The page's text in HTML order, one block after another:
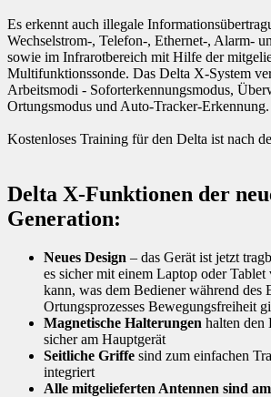
Es erkennt auch illegale
Wechselstrom-, Telefon-, Ethernet-, Alarm-
sowie im Infrarotbereich mit Hilfe der
Multifunktionssonde. Das Delta X-System
Arbeitsmodi - Soforterkennungsmodus,
Ortungsmodus und Auto-Tracker-Erkennung.
Kostenloses Training für den Delta ist nach
Delta X-Funktionen der
Generation:
Neues Design – das Gerät ist jetzt
es sicher mit einem Laptop oder Tablet
kann, was dem Bediener während des
Ortungsprozesses Bewegungsfreiheit
Magnetische Halterungen halten den
sicher am Hauptgerät
Seitliche Griffe sind zum einfachen
integriert
Alle mitgelieferten Antennen sind